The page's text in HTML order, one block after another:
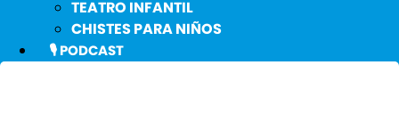
TEATRO INFANTIL
CHISTES PARA NIÑOS
🎙️ PODCAST